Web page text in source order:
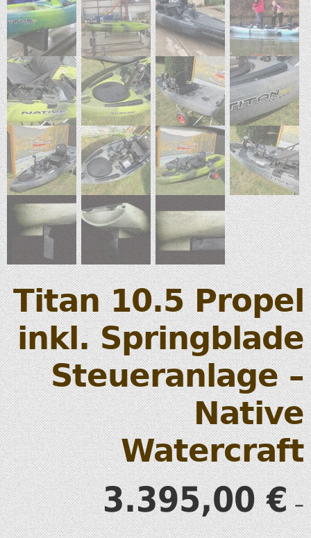
Titan 10.5 Propel
inkl. Springblade
Steueranlage –
Native
Watercraft
3.395,00€–